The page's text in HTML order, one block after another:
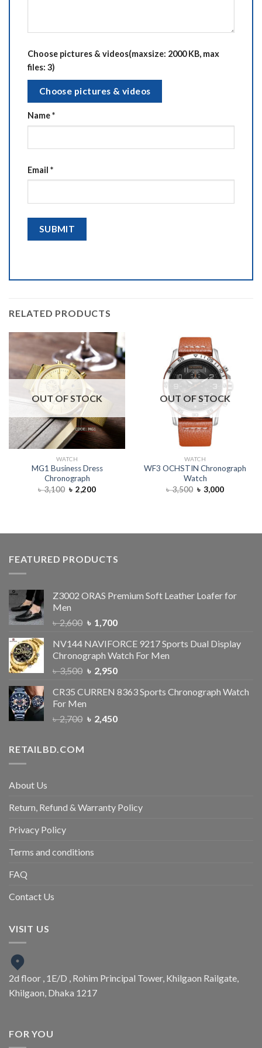
Choose pictures & videos(maxsize: 2000 KB, max
files: 3)
Choose pictures & videos
Name*
Email *
RELATED PRODUCTS
OUT OF STOCK
WATCH
MG1 Business Dress
Chronograph
৳3,100 ৳ 2,200
OUT OF STOCK
WATCH
WF3 OCHSTIN Chronograph
Watch
৳3,500 ৳ 3,000
FEATURED PRODUCTS
Z3002 ORAS Premium Soft Leather Loafer for
Men
৳2,600 ৳ 1,700
NV144 NAVIFORCE 9217 Sports Dual Display
Chronograph Watch For Men
৳3,500 ৳ 2,950
CR35 CURREN 8363 Sports Chronograph Watch
For Men
৳2,700 ৳ 2,450
RETAILBD.COM
About Us
Return, Refund & Warranty Policy
Privacy Policy
Terms and conditions
FAQ
Contact Us
VISIT US
2d floor , 1E/D , Rohim Principal Tower, Khilgaon Railgate,
Khilgaon, Dhaka 1217
FOR YOU